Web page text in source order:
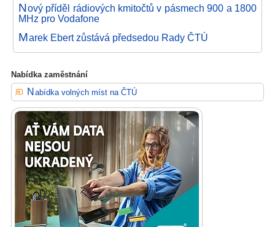
Nový příděl rádiových kmitočtů v pásmech 900 a 1800
MHz pro Vodafone
Marek Ebert zůstává předsedou Rady ČTÚ
Nabídka zaměstnání
Nabídka volných míst na ČTÚ